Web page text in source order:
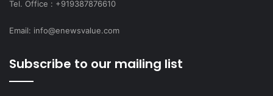
Tel. Office : +919387876610
Email: info@enewsvalue.com
Subscribe to our mailing list